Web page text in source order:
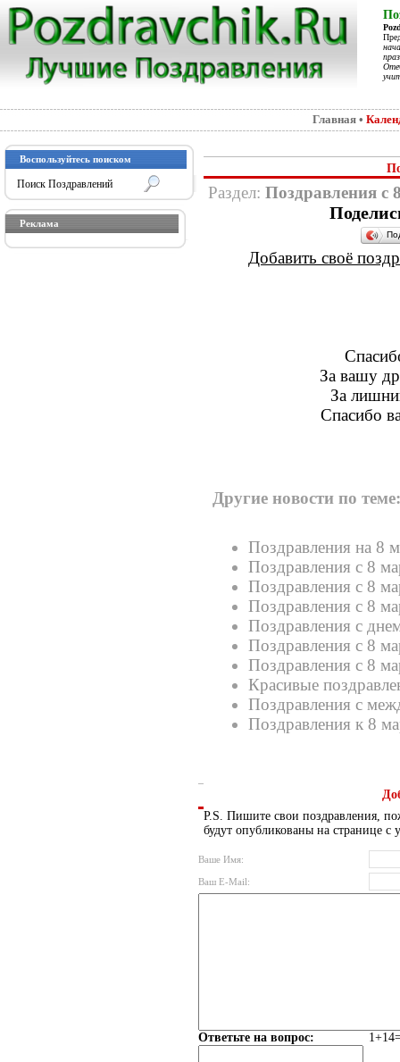
Главная •
Воспользуйтесь поиском
Реклама
Раздел: Поздравления с
Добавить своё
За вашу
За
Спасибо
Другие новости по теме:
Поздравления на 8
Поздравления с 8
Поздравления с 8
Поздравления с 8
Поздравления с
Поздравления с 8
Поздравления с 8
Красивые
Поздравления с
Поздравления к 8
P.S. Пишите свои поздравления,
будут опубликованы на странице с
Ваше Имя:
Ваш E-Mail:
Ответьте на вопрос: